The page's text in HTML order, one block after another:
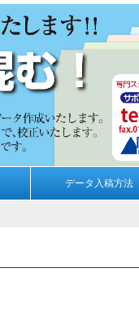
データ入稿方法